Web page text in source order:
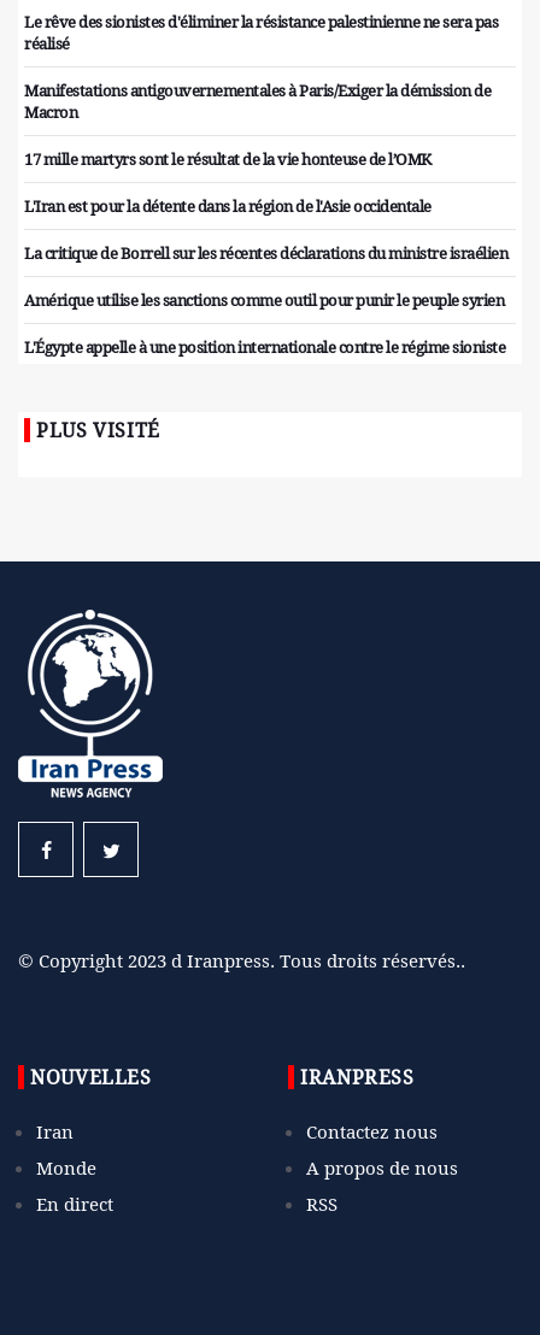
Le rêve des sionistes d'éliminer la résistance palestinienne ne sera pas
réalisé
Manifestations antigouvernementales à Paris/Exiger la démission de
Macron
17 mille martyrs sont le résultat de la vie honteuse de l’OMK
L'Iran est pour la détente dans la région de l'Asie occidentale
La critique de Borrell sur les récentes déclarations du ministre israélien
Amérique utilise les sanctions comme outil pour punir le peuple syrien
L'Égypte appelle à une position internationale contre le régime sioniste
PLUS VISITÉ
© Copyright 2023 d Iranpress. Tous droits réservés..
NOUVELLES
Iran
Monde
En direct
IRANPRESS
Contactez nous
A propos de nous
RSS